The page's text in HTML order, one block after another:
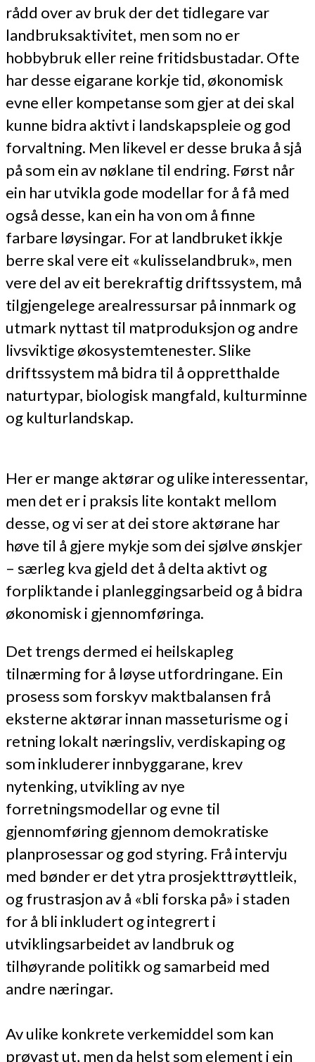
rådd over av bruk der det tidlegare var
landbruksaktivitet, men som no er
hobbybruk eller reine fritidsbustadar. Ofte
har desse eigarane korkje tid, økonomisk
evne eller kompetanse som gjer at dei skal
kunne bidra aktivt i landskapspleie og god
forvaltning. Men likevel er desse bruka å sjå
på som ein av nøklane til endring. Først når
ein har utvikla gode modellar for å få med
også desse, kan ein ha von om å finne
farbare løysingar. For at landbruket ikkje
berre skal vere eit «kulisselandbruk», men
vere del av eit berekraftig driftssystem, må
tilgjengelege arealressursar på innmark og
utmark nyttast til matproduksjon og andre
livsviktige økosystemtenester. Slike
driftssystem må bidra til å oppretthalde
naturtypar, biologisk mangfald, kulturminne
og kulturlandskap.
Her er mange aktørar og ulike interessentar,
men det er i praksis lite kontakt mellom
desse, og vi ser at dei store aktørane har
høve til å gjere mykje som dei sjølve ønskjer
– særleg kva gjeld det å delta aktivt og
forpliktande i planleggingsarbeid og å bidra
økonomisk i gjennomføringa.
Det trengs dermed ei heilskapleg
tilnærming for å løyse utfordringane. Ein
prosess som forskyv maktbalansen frå
eksterne aktørar innan masseturisme og i
retning lokalt næringsliv, verdiskaping og
som inkluderer innbyggarane, krev
nytenking, utvikling av nye
forretningsmodellar og evne til
gjennomføring gjennom demokratiske
planprosessar og god styring. Frå intervju
med bønder er det ytra prosjekttrøyttleik,
og frustrasjon av å «bli forska på» i staden
for å bli inkludert og integrert i
utviklingsarbeidet av landbruk og
tilhøyrande politikk og samarbeid med
andre næringar.
Av ulike konkrete verkemiddel som kan
prøvast ut, men da helst som element i ein